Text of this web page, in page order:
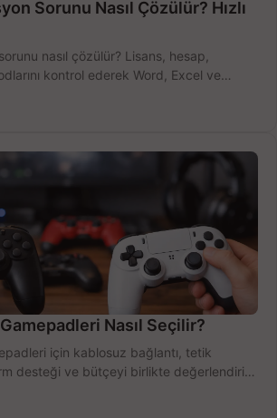
Sorunu Nasıl Çözülür? Hızlı
nasıl çözülür? Lisans, hesap,
kontrol ederek Word, Excel ve
Nasıl Seçilir?
için kablosuz bağlantı, tetik
desteği ve bütçeyi birlikte değerlendirin;